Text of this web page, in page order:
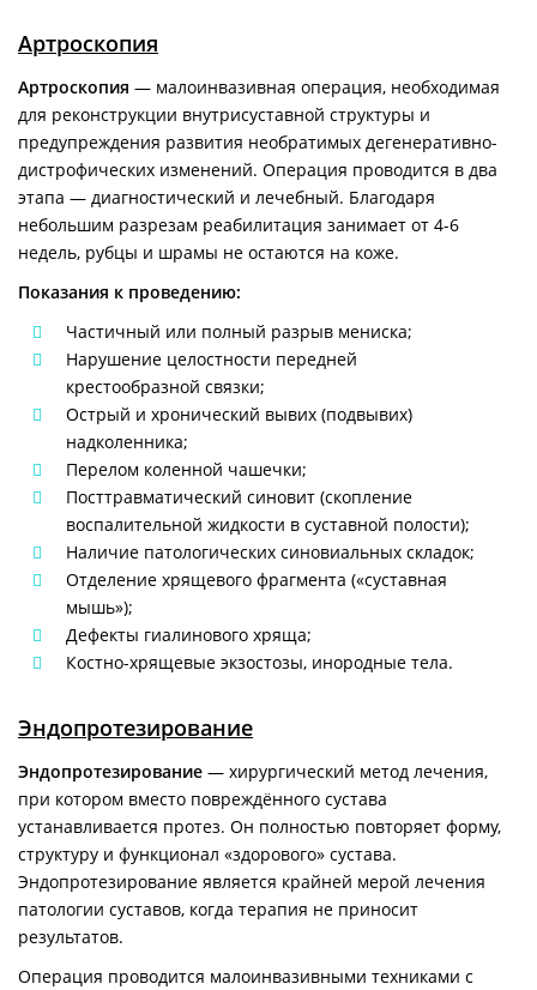
Артроскопия
Артроскопия — малоинвазивная операция, необходимая
для реконструкции внутрисуставной структуры и
предупреждения развития необратимых дегенеративно-
дистрофических изменений. Операция проводится в два
этапа — диагностический и лечебный. Благодаря
небольшим разрезам реабилитация занимает от 4-6
недель, рубцы и шрамы не остаются на коже.
Показания к проведению:
Частичный или полный разрыв мениска;
Нарушение целостности передней
крестообразной связки;
Острый и хронический вывих (подвывих)
надколенника;
Перелом коленной чашечки;
Посттравматический синовит (скопление
воспалительной жидкости в суставной полости);
Наличие патологических синовиальных складок;
Отделение хрящевого фрагмента («суставная
мышь»);
Дефекты гиалинового хряща;
Костно-хрящевые экзостозы, инородные тела.
Эндопротезирование
Эндопротезирование — хирургический метод лечения,
при котором вместо повреждённого сустава
устанавливается протез. Он полностью повторяет форму,
структуру и функционал «здорового» сустава.
Эндопротезирование является крайней мерой лечения
патологии суставов, когда терапия не приносит
результатов.
Операция проводится малоинвазивными техниками с